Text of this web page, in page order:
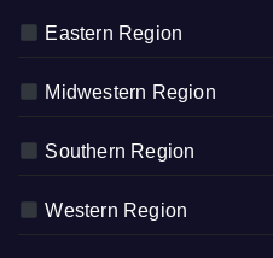
Eastern Region
Midwestern Region
Southern Region
Western Region